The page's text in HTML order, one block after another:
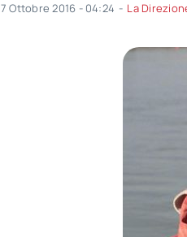
7 Ottobre 2016 - 04:24 - La